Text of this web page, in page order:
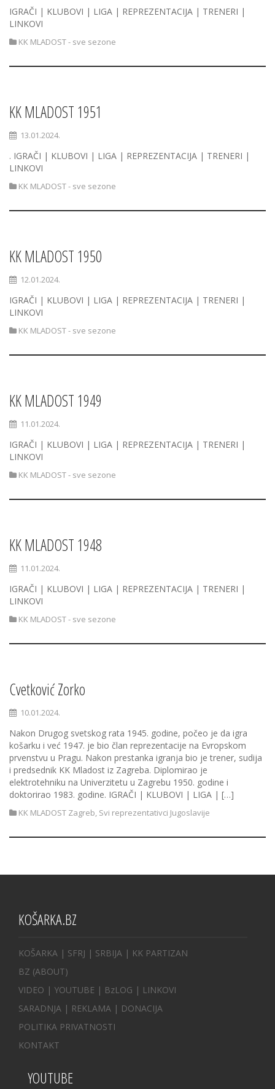
IGRAČI | KLUBOVI | LIGA | REPREZENTACIJA | TRENERI |
LINKOVI
KK MLADOST - sve sezone
KK MLADOST 1951
13.01.2024.
. IGRAČI | KLUBOVI | LIGA | REPREZENTACIJA | TRENERI |
LINKOVI
KK MLADOST - sve sezone
KK MLADOST 1950
12.01.2024.
IGRAČI | KLUBOVI | LIGA | REPREZENTACIJA | TRENERI |
LINKOVI
KK MLADOST - sve sezone
KK MLADOST 1949
11.01.2024.
IGRAČI | KLUBOVI | LIGA | REPREZENTACIJA | TRENERI |
LINKOVI
KK MLADOST - sve sezone
KK MLADOST 1948
11.01.2024.
IGRAČI | KLUBOVI | LIGA | REPREZENTACIJA | TRENERI |
LINKOVI
KK MLADOST - sve sezone
Cvetković Zorko
10.01.2024.
Nakon Drugog svetskog rata 1945. godine, počeo je da igra
košarku i već 1947. je bio član reprezentacije na Evropskom
prvenstvu u Pragu. Nakon prestanka igranja bio je trener, sudija
i predsednik KK Mladost iz Zagreba. Diplomirao je
elektrotehniku na Univerzitetu u Zagrebu 1950. godine i
doktorirao 1983. godine. IGRAČI | KLUBOVI | LIGA | […]
KK MLADOST Zagreb, Svi reprezentativci Jugoslavije
KOŠARKA.BZ
KOŠARKA | SFRJ | SRBIJA | KK PARTIZAN
BZ (ABOUT)
VIDEO | YOUTUBE | BzLOG | LINKOVI
SARADNJA | REKLAMA | DONACIJA
POLITIKA PRIVATNOSTI
KONTAKT
YOUTUBE